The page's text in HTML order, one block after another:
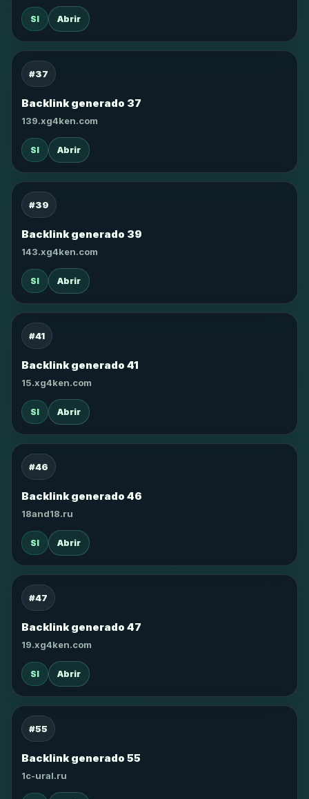
SI Abrir
#37
Backlink generado 37
139.xg4ken.com
SI Abrir
#39
Backlink generado 39
143.xg4ken.com
SI Abrir
#41
Backlink generado 41
15.xg4ken.com
SI Abrir
#46
Backlink generado 46
18and18.ru
SI Abrir
#47
Backlink generado 47
19.xg4ken.com
SI Abrir
#55
Backlink generado 55
1c-ural.ru